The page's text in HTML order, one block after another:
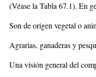
(Véase la Tabla 67.1). En
Son de origen vegetal o
Agrarias, ganaderas y
Una visión general del